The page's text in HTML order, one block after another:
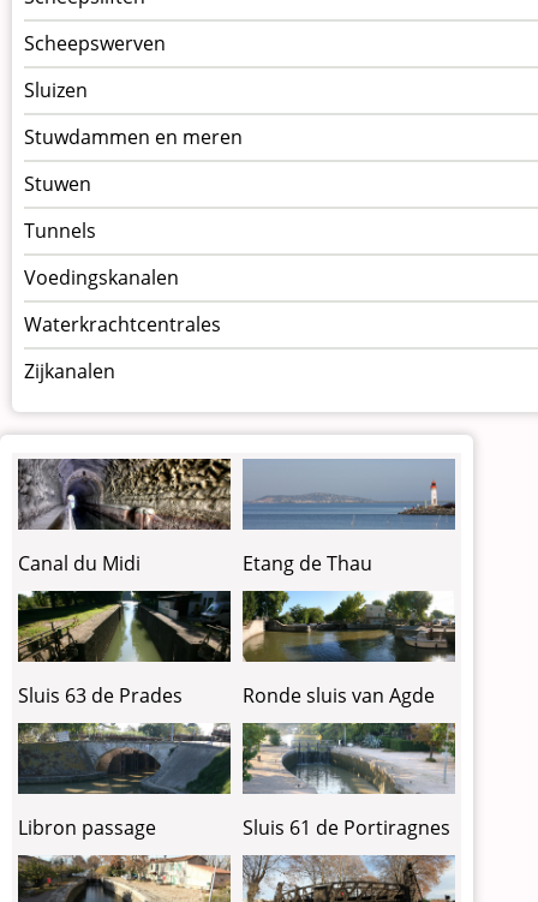
Scheepswerven
Sluizen
Stuwdammen en meren
Stuwen
Tunnels
Voedingskanalen
Waterkrachtcentrales
Zijkanalen
Canal du Midi Etang de Thau
Sluis 63 de Prades Ronde sluis van Agde
Libron passage Sluis 61 de Portiragnes